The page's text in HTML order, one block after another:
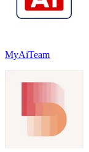
MyAiTeam